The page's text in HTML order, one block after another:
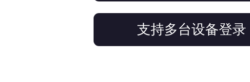
支持多台设备登录